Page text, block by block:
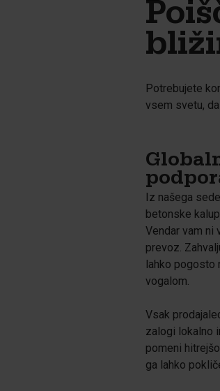
Betónové dosky
Oporné múry
Štvornožce
Potrebujete
vsem svetu,
Iz našega
betonske
Vendar vam ni
prevoz.
lahko pogosto
vogalom.
Vsak
zalogi lokalno
pomeni
ga lahko